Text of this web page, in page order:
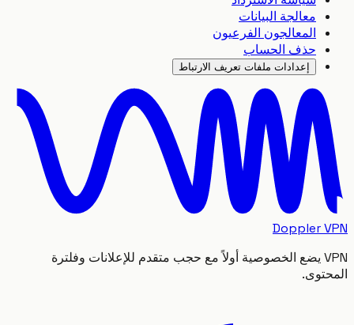
معالجة البيانات
المعالجون الفرعيون
حذف الحساب
إعدادات ملفات تعريف الارتباط
Doppler
VPN يضع الخصوصية أولاً مع حجب متقدم للإعلانات وفلترة